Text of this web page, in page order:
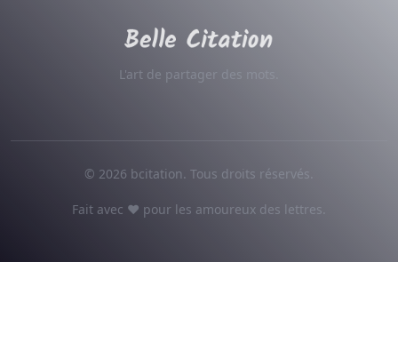
L'art de partager des mots.
© 2026 bcitation. Tous droits réservés.
Fait avec ♥ pour les amoureux des lettres.